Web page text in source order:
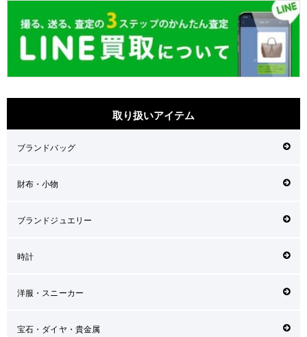
取り扱いアイテム
ブランドバッグ
財布・小物
ブランドジュエリー
時計
洋服・スニーカー
宝石・ダイヤ・貴金属